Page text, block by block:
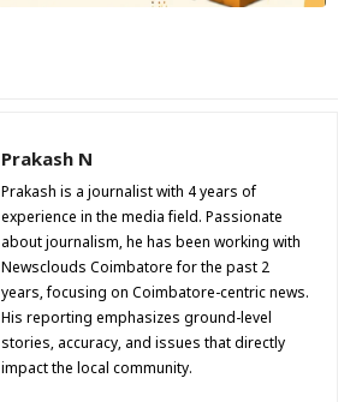
Prakash N
Prakash is a journalist with 4 years of
experience in the media field. Passionate
about journalism, he has been working with
Newsclouds Coimbatore for the past 2
years, focusing on Coimbatore-centric news.
His reporting emphasizes ground-level
stories, accuracy, and issues that directly
impact the local community.